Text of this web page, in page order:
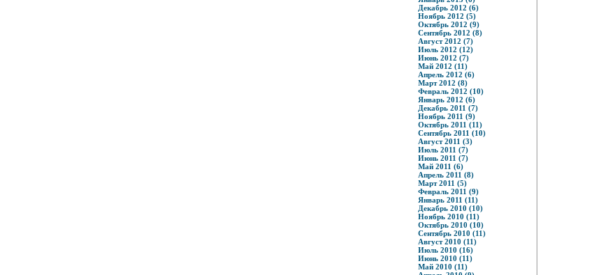
Декабрь 2012 (6)
Ноябрь 2012 (5)
Октябрь 2012 (9)
Сентябрь 2012 (8)
Август 2012 (7)
Июль 2012 (12)
Июнь 2012 (7)
Май 2012 (11)
Апрель 2012 (6)
Март 2012 (8)
Февраль 2012 (10)
Январь 2012 (6)
Декабрь 2011 (7)
Ноябрь 2011 (9)
Октябрь 2011 (11)
Сентябрь 2011 (10)
Август 2011 (3)
Июль 2011 (7)
Июнь 2011 (7)
Май 2011 (6)
Апрель 2011 (8)
Март 2011 (5)
Февраль 2011 (9)
Январь 2011 (11)
Декабрь 2010 (10)
Ноябрь 2010 (11)
Октябрь 2010 (10)
Сентябрь 2010 (11)
Август 2010 (11)
Июль 2010 (16)
Июнь 2010 (11)
Май 2010 (11)